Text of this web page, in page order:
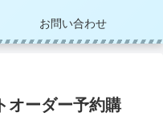
お問い合わせ
オーダー予約購